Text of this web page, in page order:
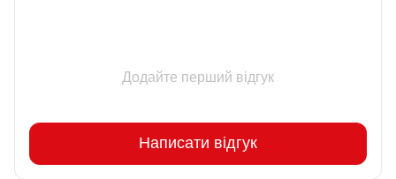
Додайте перший відгук
Написати відгук